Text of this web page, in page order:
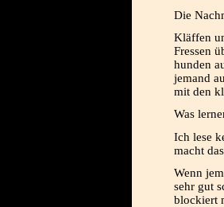
Die
Kläffen
Fressen
hunden
jemand
mit den
Was
Ich lese
macht
Wenn
sehr gut
blockiert